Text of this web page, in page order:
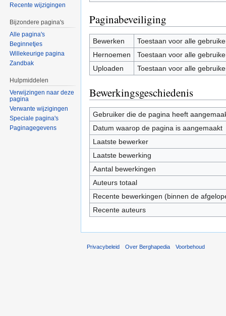
Paginabeveiliging
Bewerken
Toestaan voor alle
Hernoemen
Toestaan voor alle
Uploaden
Toestaan voor alle
Bewerkingsgeschiedenis
Gebruiker die de pagina heeft
Datum waarop de pagina is aangemaakt
Laatste bewerker
Laatste bewerking
Aantal bewerkingen
Auteurs totaal
Recente bewerkingen (binnen de
Recente auteurs
Recente wijzigingen
Bijzondere pagina's
Alle pagina's
Beginnetjes
Willekeurige pagina
Zandbak
Hulpmiddelen
Verwijzingen naar deze
pagina
Verwante wijzigingen
Speciale pagina's
Paginagegevens
Privacybeleid Over Berghapedia Voorbehoud